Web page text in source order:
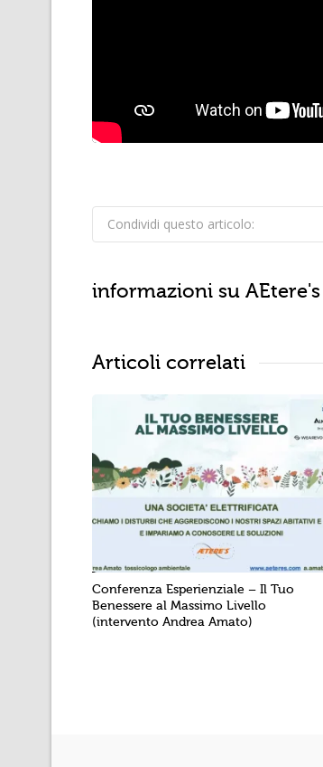
Condividi questo articolo:
informazioni su AEtere's
Articoli correlati
Conferenza Esperienziale – Il Tuo
Benessere al Massimo Livello
(intervento Andrea Amato)